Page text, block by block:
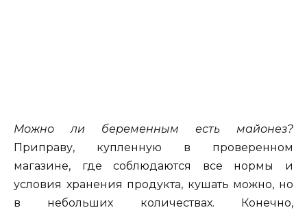
Можно ли беременным есть майонез?
Приправу, купленную в проверенном
магазине, где соблюдаются все нормы и
условия хранения продукта, кушать можно, но
в небольших количествах. Конечно,